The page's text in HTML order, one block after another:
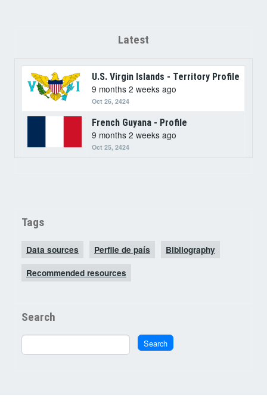
Latest
U.S. Virgin Islands - Territory Profile
9 months 2 weeks ago
Oct 26, 2424
French Guyana - Profile
9 months 2 weeks ago
Oct 25, 2424
Tags
Data sources Perfile de país Bibliography
Recommended resources
Search
Search Search